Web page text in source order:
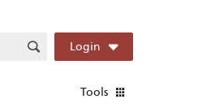
Login
Tools